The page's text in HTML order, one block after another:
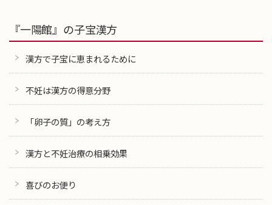
『一陽館』の子宝漢方
漢方で子宝に恵まれるために
不妊は漢方の得意分野
「卵子の質」の考え方
漢方と不妊治療の相乗効果
喜びのお便り